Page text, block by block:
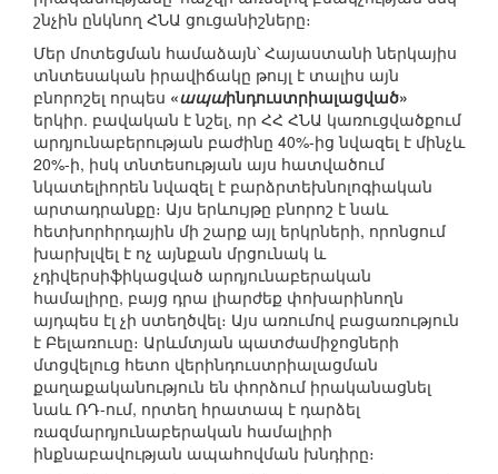
շնչին ընկնող ՀՆԱ ցուցանիշները։
Մեր մոտեցման համաձայն՝ Հայաստանի ներկայիս
տնտեսական իրավիճակը թույլ է տալիս այն
բնորոշել որպես «ապաինդուստրիալացված»
երկիր. բավական է նշել, որ ՀՀ ՀՆԱ կառուցվածքում
արդյունաբերության բաժինը 40%-ից նվազել է մինչև
20%-ի, իսկ տնտեսության այս հատվածում
նկատելիորեն նվազել է բարձրտեխնոլոգիական
արտադրանքը։ Այս երևույթը բնորոշ է նաև
հետխորհրդային մի շարք այլ երկրների, որոնցում
խարխլվել է ոչ այնքան մրցունակ և
չդիվերսիֆիկացված արդյունաբերական
համալիրը, բայց դրա լիարժեք փոխարինողն
այդպես էլ չի ստեղծվել։ Այս առումով բացառություն
է Բելառուսը։ Արևմտյան պատժամիջոցների
մտցվելուց հետո վերինդուստրիալացման
քաղաքականություն են փորձում իրականացնել
նաև ՌԴ-ում, որտեղ հրատապ է դարձել
ռազմարդյունաբերական համալիրի
ինքնաբավության ապահովման խնդիրը։